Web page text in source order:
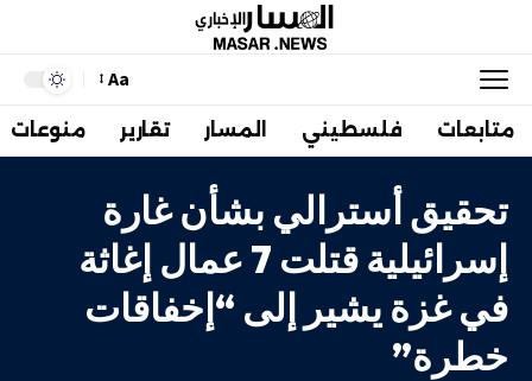
Aa
متابعات فلسطيني المسار تقارير منوعات
تحقيق أسترالي بشأن غارة
إسرائيلية قتلت 7 عمال إغاثة
في غزة يشير إلى “إخفاقات
خطرة”